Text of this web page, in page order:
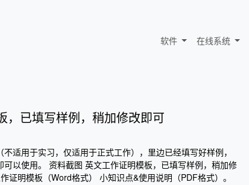
软件 在线系统
，已填写样例，稍加修改即可
适用于实习，仅适用于正式工作），里边已经填写好样例，
可以使用。 资料截图 英文工作证明模板，已填写样例，稍加修
证明模板（Word格式） 小知识点&使用说明（PDF格式）。